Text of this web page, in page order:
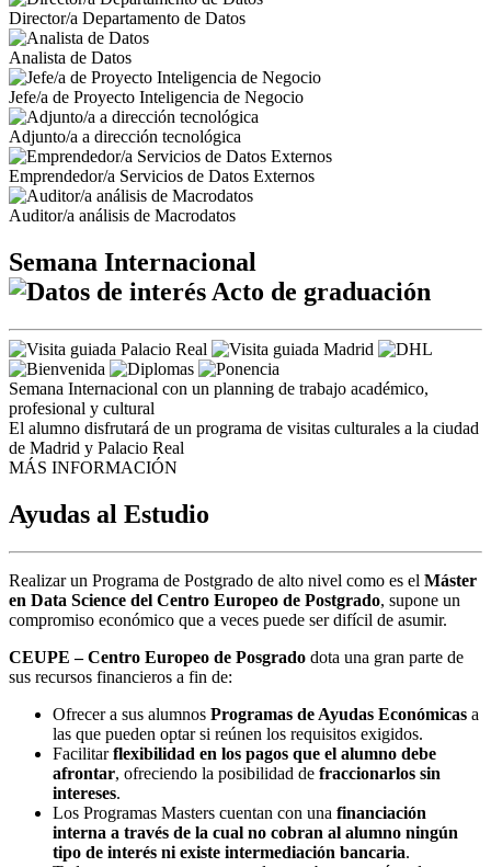
Director/a Departamento de Datos
Analista de Datos
Jefe/a de Proyecto Inteligencia de Negocio
Adjunto/a a dirección tecnológica
Emprendedor/a Servicios de Datos Externos
Auditor/a análisis de Macrodatos
Semana Internacional
Acto de graduación
Semana Internacional con un planning de trabajo académico,
profesional y cultural
El alumno disfrutará de un programa de visitas culturales a la ciudad
de Madrid y Palacio Real
MÁS INFORMACIÓN
Ayudas al Estudio
Realizar un Programa de Postgrado de alto nivel como es el Máster
en Data Science del Centro Europeo de Postgrado, supone un
compromiso económico que a veces puede ser difícil de asumir.
CEUPE – Centro Europeo de Posgrado dota una gran parte de
sus recursos financieros a fin de:
Ofrecer a sus alumnos Programas de Ayudas Económicas a
las que pueden optar si reúnen los requisitos exigidos.
Facilitarflexibilidad en los pagos que el alumno debe
afrontar, ofreciendo la posibilidad de fraccionarlos sin
intereses.
Los Programas Masters cuentan con una financiación
interna a través de la cual no cobran al alumno ningún
tipo de interés ni existe intermediación bancaria.